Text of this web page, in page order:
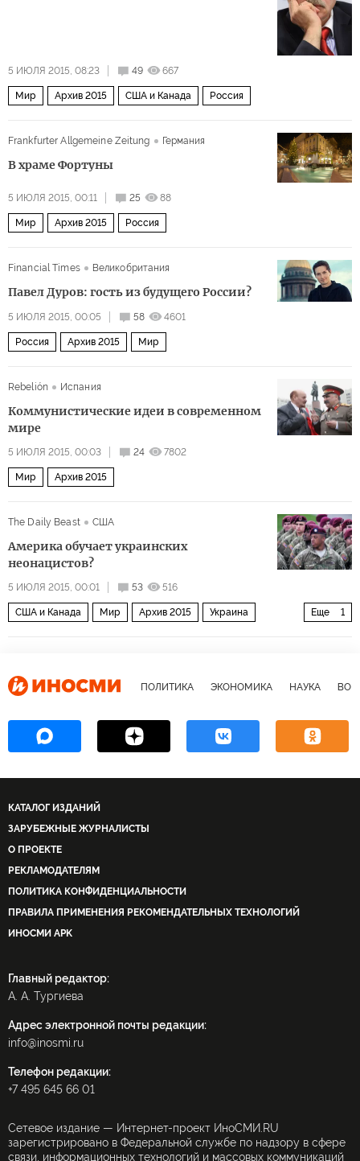
5 ИЮЛЯ 2015, 08:23 49 667
Мир Архив 2015 США и Канада Россия
Frankfurter Allgemeine Zeitung Германия
В храме Фортуны
5 ИЮЛЯ 2015, 00:11 25 88
Мир Архив 2015 Россия
Financial Times Великобритания
Павел Дуров: гость из будущего России?
5 ИЮЛЯ 2015, 00:05 58 4601
Россия Архив 2015 Мир
Rebelión Испания
Коммунистические идеи в современном
мире
5 ИЮЛЯ 2015, 00:03 24 7802
Мир Архив 2015
The Daily Beast США
Америка обучает украинских
неонацистов?
5 ИЮЛЯ 2015, 00:01 53 516
Еще 1
США и Канада Мир Архив 2015 Украина
ПОЛИТИКА ЭКОНОМИКА НАУКА
КАТАЛОГ ИЗДАНИЙ
ЗАРУБЕЖНЫЕ ЖУРНАЛИСТЫ
О ПРОЕКТЕ
РЕКЛАМОДАТЕЛЯМ
ПОЛИТИКА КОНФИДЕНЦИАЛЬНОСТИ
ПРАВИЛА ПРИМЕНЕНИЯ РЕКОМЕНДАТЕЛЬНЫХ ТЕХНОЛОГИЙ
ИНОСМИ APK
Главный редактор:
А. А. Тургиева
Адрес электронной почты редакции:
info@inosmi.ru
Телефон редакции:
+7 495 645 66 01
Сетевое издание — Интернет-проект ИноСМИ.RU
зарегистрировано в Федеральной службе по надзору в сфере
связи, информационных технологий и массовых коммуникаций